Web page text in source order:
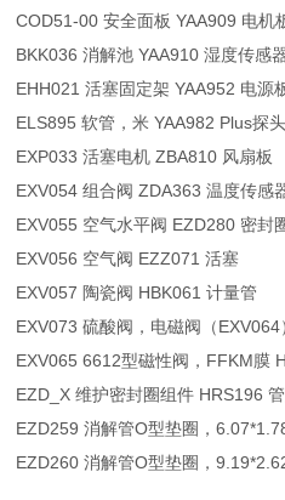
COD51-00 安全面板 YAA909 电机
BKK036 消解池 YAA910 湿度传感
EHH021 活塞固定架 YAA952 电源
ELS895 软管，米 YAA982 Plus探
EXP033 活塞电机 ZBA810 风扇板
EXV054 组合阀 ZDA363 温度传感
EXV055 空气水平阀 EZD280 密封
EXV056 空气阀 EZZ071 活塞
EXV057 陶瓷阀 HBK061 计量管
EXV073 硫酸阀，电磁阀（
EXV065 6612型磁性阀，FFKM膜
EZD_X 维护密封圈组件 HRS196
EZD259 消解管O型垫圈，
EZD260 消解管O型垫圈，